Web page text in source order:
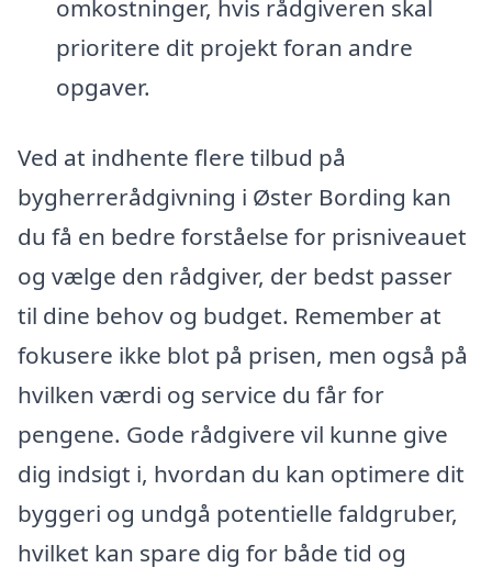
omkostninger, hvis rådgiveren skal
prioritere dit projekt foran andre
opgaver.
Ved at indhente flere tilbud på
bygherrerådgivning i Øster Bording kan
du få en bedre forståelse for prisniveauet
og vælge den rådgiver, der bedst passer
til dine behov og budget. Remember at
fokusere ikke blot på prisen, men også på
hvilken værdi og service du får for
pengene. Gode rådgivere vil kunne give
dig indsigt i, hvordan du kan optimere dit
byggeri og undgå potentielle faldgruber,
hvilket kan spare dig for både tid og